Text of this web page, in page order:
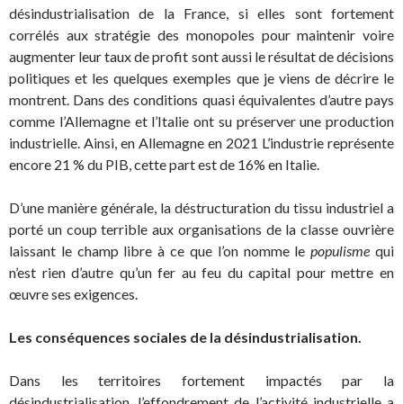
désindustrialisation de la France, si elles sont fortement
corrélés aux stratégie des monopoles pour maintenir voire
augmenter leur taux de profit sont aussi le résultat de décisions
politiques et les quelques exemples que je viens de décrire le
montrent. Dans des conditions quasi équivalentes d’autre pays
comme l’Allemagne et l’Italie ont su préserver une production
industrielle. Ainsi, en Allemagne en 2021 L’industrie représente
encore 21 % du PIB, cette part est de 16% en Italie.
D’une manière générale, la déstructuration du tissu industriel a
porté un coup terrible aux organisations de la classe ouvrière
laissant le champ libre à ce que l’on nomme lepopulisme qui
n’est rien d’autre qu’un fer au feu du capital pour mettre en
œuvre ses exigences.
Les conséquences sociales de la désindustrialisation.
Dans les territoires fortement impactés par la